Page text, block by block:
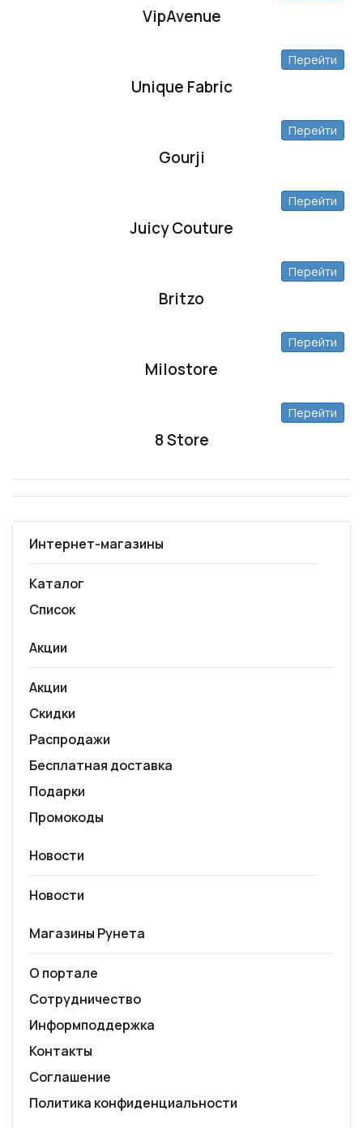
VipAvenue
Unique Fabric
Перейти
Gourji
Перейти
Juicy Couture
Перейти
Britzo
Перейти
Milostore
Перейти
8 Store
Перейти
Интернет-магазины
Каталог
Список
Акции
Акции
Скидки
Распродажи
Бесплатная доставка
Подарки
Промокоды
Новости
Новости
Магазины Рунета
О портале
Сотрудничество
Информподдержка
Контакты
Соглашение
Политика конфиденциальности